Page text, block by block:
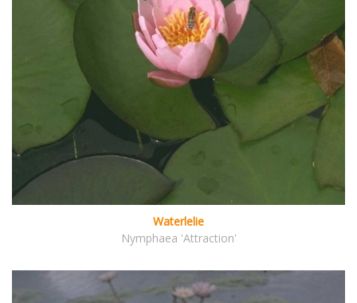
Waterlelie
Nymphaea 'Attraction'